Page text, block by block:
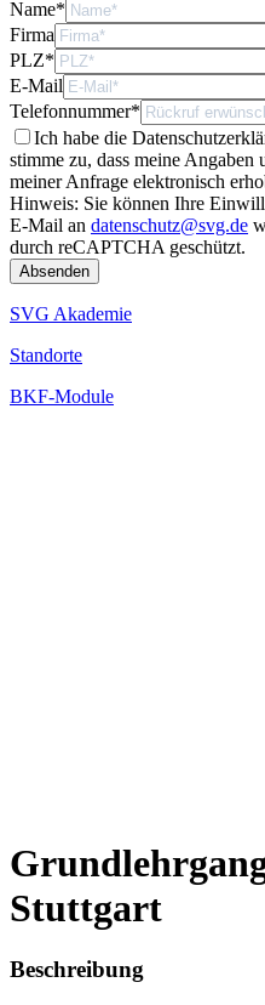
Name*
Firma
PLZ*
E-Mail
Telefonnummer*
Ich habe die
stimme zu, dass meine
meiner Anfrage elektronisch
Hinweis: Sie können Ihre
E-Mail an datenschutz@svg.de
durch reCAPTCHA geschützt.
SVG Akademie
Standorte
BKF-Module
Stuttgart
Beschreibung